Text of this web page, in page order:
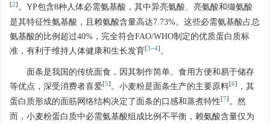
[2] 。YP包含8种人体必需氨基酸，其中异亮氨酸、亮氨酸和缬氨酸
是其特征性氨基酸，且赖氨酸含量高达7.73%。这些必需氨基酸占总
氨基酸的比例超过40%，完全符合FAO/WHO制定的优质蛋白质标
准，有利于维持人体健康和生长发育[3−4] 。
面条是我国的传统面食，因其制作简单、食用方便和易于储存
等优点，深受消费者喜爱[5] 。小麦粉是面条生产的主要原料[6]
，其
蛋白质形成的面筋网络结构决定了面条的口感和蒸煮特性[7] 。然
而，小麦粉蛋白质中必需氨基酸组成比例不平衡，赖氨酸含量仅为